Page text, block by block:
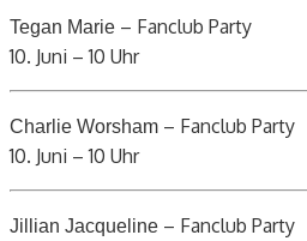
Tegan Marie – Fanclub Party
10. Juni – 10 Uhr
Charlie Worsham – Fanclub Party
10. Juni – 10 Uhr
Jillian Jacqueline – Fanclub Party